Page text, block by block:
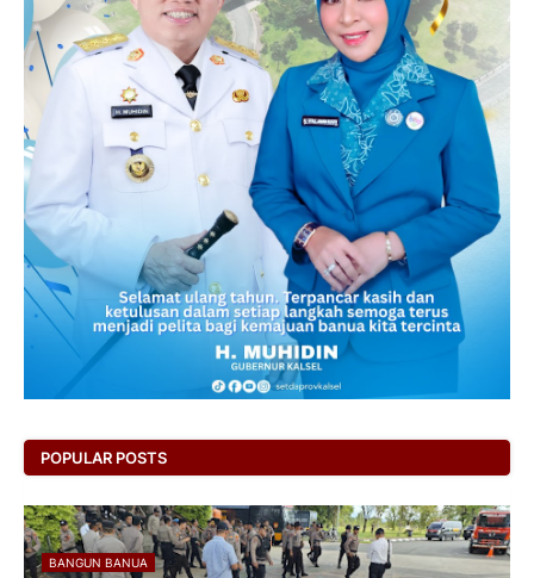
POPULAR POSTS
BANGUN BANUA